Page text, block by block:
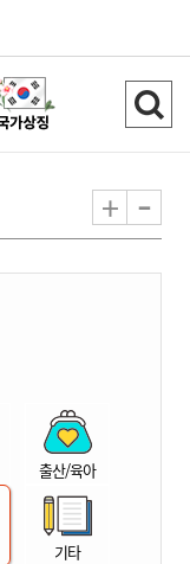
검
색
기
+ -
출산/육아
기타